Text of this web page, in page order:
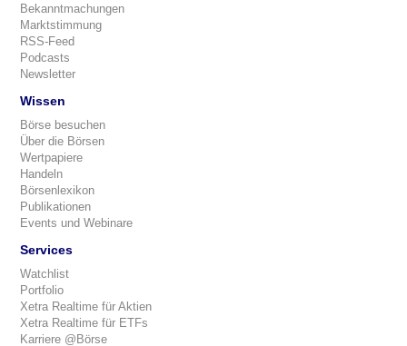
Bekanntmachungen
Marktstimmung
RSS-Feed
Podcasts
Newsletter
Wissen
Börse besuchen
Über die Börsen
Wertpapiere
Handeln
Börsenlexikon
Publikationen
Events und Webinare
Services
Watchlist
Portfolio
Xetra Realtime für Aktien
Xetra Realtime für ETFs
Karriere @Börse